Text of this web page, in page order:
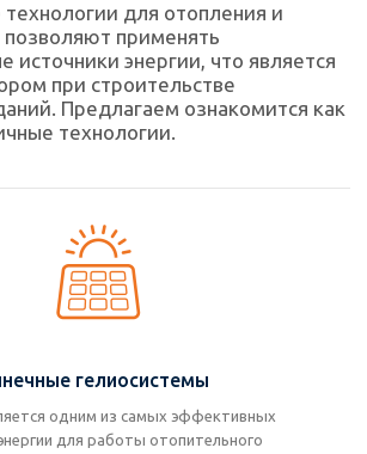
для отопления и
применять
источники энергии, что является
при строительстве
Предлагаем ознакомится как
технологии.
гелиосистемы
одним из самых эффективных
для работы отопительного